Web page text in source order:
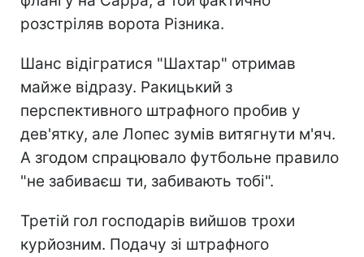
розстріляв ворота Різника.
Шанс відігратися "Шахтар" отримав
майже відразу. Ракицький з
перспективного штрафного пробив у
дев'ятку, але Лопес зумів витягнути м'яч.
А згодом спрацювало футбольне правило
"не забиваєш ти, забивають тобі".
Третій гол господарів вийшов трохи
курйозним. Подачу зі штрафного